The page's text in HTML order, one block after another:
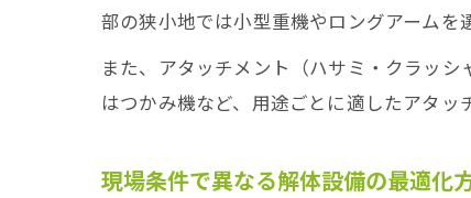
部の狭小地では小型重機やロングアームを
また、アタッチメント（ハサミ・クラッ
はつかみ機など、用途ごとに適したアタッ
現場条件で異なる解体設備の最適化